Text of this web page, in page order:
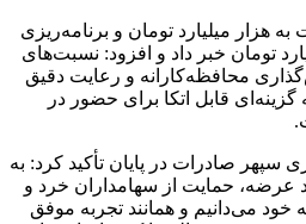
هزار میلیارد تومان و برنامه‌ریزی
آن به 1500 میلیارد تومان خبر داد و افزود: نسبت‌های
محافظه‌کارانه و رعایت دقیق
قابل اتکا برای حضور در
سپهر صادرات در پایان تأکید کرد: به
عرضه، حمایت از سهامداران خرد و
خود می‌دانیم و همانند تجربه موفق